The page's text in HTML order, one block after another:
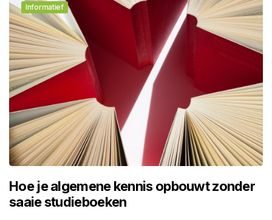
Informatief
Hoe je algemene kennis opbouwt zonder
saaie studieboeken